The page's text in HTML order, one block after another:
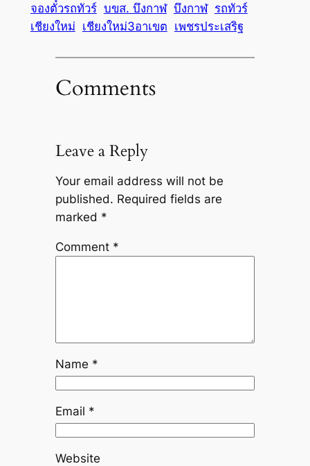
จองตั๋วรถทัวร์ บขส. บึงกาฬ บึงกาฬ รถทัวร์
เชียงใหม่ เชียงใหม่3อาเขต เพชรประเสริฐ
Comments
Leave a Reply
Your email address will not be
published. Required fields are
marked *
Comment *
Name *
Email *
Website